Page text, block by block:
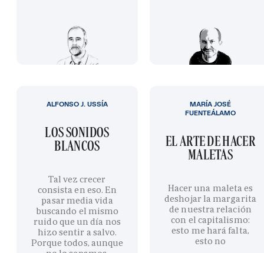
LOS SONIDOS
BLANCOS
Tal vez crecer
consista en eso. En
pasar media vida
buscando el mismo
ruido que un día nos
hizo sentir a salvo.
Porque todos, aunque
ALFONSO J. USSÍA
EL ARTE DE HACER
MALETAS
Hacer una maleta es
deshojar la margarita
de nuestra relación
con el capitalismo:
esto me hará falta,
esto no
MARÍA JOSÉ
FUENTEÁLAMO